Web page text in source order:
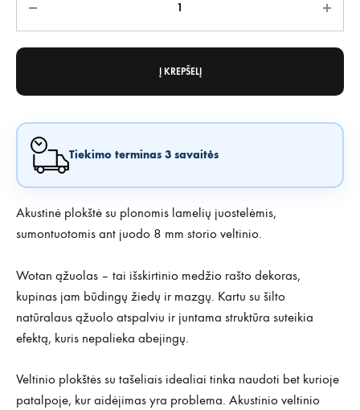
Į KREPŠELĮ
Tiekimo terminas 3 savaitės
Akustinė plokštė su plonomis lamelių juostelėmis,
sumontuotomis ant juodo 8 mm storio veltinio.
Wotan ąžuolas – tai išskirtinio medžio rašto dekoras,
kupinas jam būdingų žiedų ir mazgų. Kartu su šilto
natūralaus ąžuolo atspalviu ir juntama struktūra suteikia
efektą, kuris nepalieka abejingų.
Veltinio plokštės su tašeliais idealiai tinka naudoti bet kurioje
patalpoje, kur aidėjimas yra problema. Akustinio veltinio